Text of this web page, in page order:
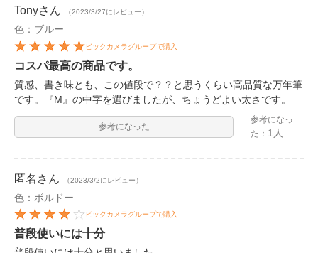
Tonyさん （2023/3/27にレビュー）
色：ブルー
ビックカメラグループで購入
コスパ最高の商品です。
質感、書き味とも、この値段で？？と思うくらい高品質な万年筆
です。『M』の中字を選びましたが、ちょうどよい太さです。
参考になった
参考になっ
た： 1人
匿名 さん （2023/3/2にレビュー）
色：ボルドー
ビックカメラグループで購入
普段使いには十分